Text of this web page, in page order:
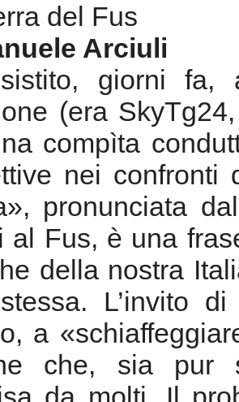
del Fus
Arciuli
giorni fa,
(era
compìta
nei confronti
pronunciata
al Fus, è una
della nostra
L’invito
a
che, sia pur